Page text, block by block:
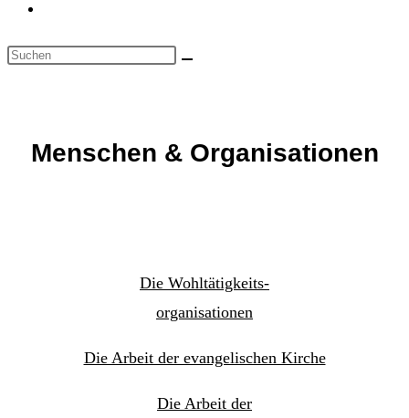
umschalten
Menschen & Organisationen
Die Wohltätigkeits-
organisationen
Die Arbeit der evangelischen Kirche
Die Arbeit der